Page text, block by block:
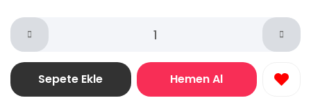
Sepete Ekle Hemen Al